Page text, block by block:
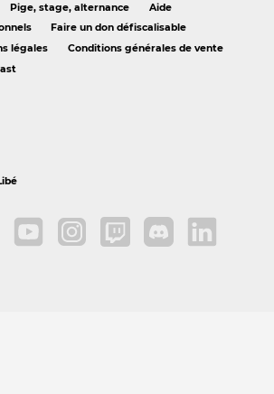
Pige, stage, alternance
Aide
Faire un don défiscalisable
légales
Conditions générales de vente